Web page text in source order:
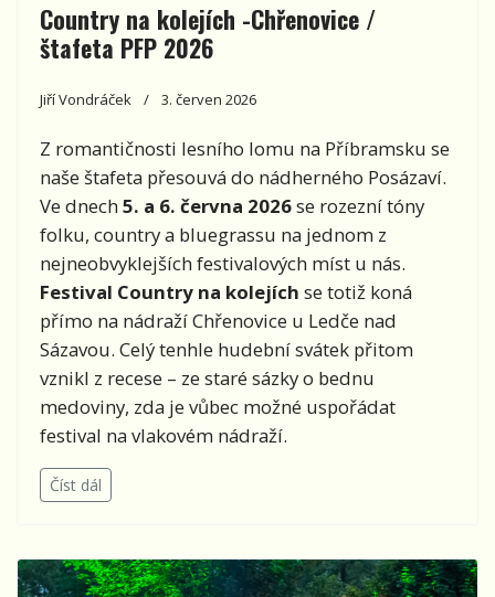
Country na kolejích -Chřenovice /
štafeta PFP 2026
Jiří Vondráček 3. červen 2026
Z romantičnosti lesního lomu na Příbramsku se
naše štafeta přesouvá do nádherného Posázaví.
Ve dnech5. a 6. června 2026se rozezní tóny
folku, country a bluegrassu na jednom z
nejneobvyklejších festivalových míst u nás.
Festival Country na kolejích se totiž koná
přímo na nádraží Chřenovice u Ledče nad
Sázavou. Celý tenhle hudební svátek přitom
vznikl z recese – ze staré sázky o bednu
medoviny, zda je vůbec možné uspořádat
festival na vlakovém nádraží.
Číst dál